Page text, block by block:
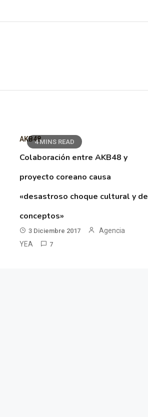
4 MINS READ
AKB48
Colaboración entre AKB48 y
proyecto coreano causa
«desastroso choque cultural y de
conceptos»
3 Diciembre 2017
Agencia
YEA
7